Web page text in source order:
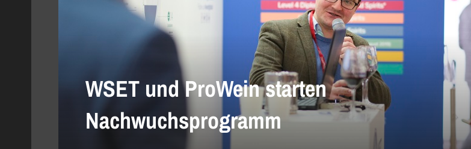
WSET und ProWein starten
Nachwuchsprogramm